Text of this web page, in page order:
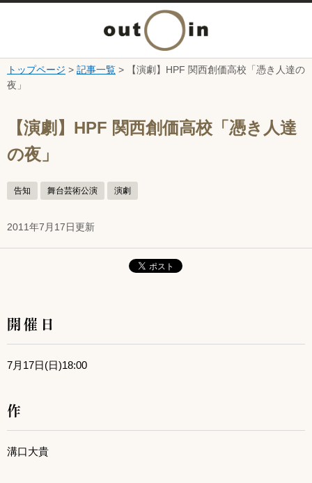
本文へ
ニ
ュ
ー
を
開
く
トップページ > 記事一覧 > 【演劇】HPF 関西創価高校「憑き人達の
夜」
【演劇】HPF 関西創価高校「憑き人達
の夜」
告知 舞台芸術公演 演劇
2011年7月17日更新
開催日
7月17日(日)18:00
作
溝口大貴